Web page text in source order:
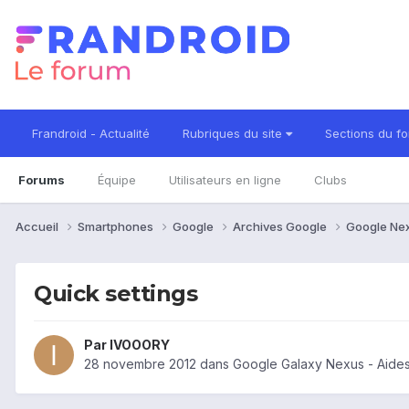
Frandroid - Actualité Rubriques du site Sections du
Forums Équipe Utilisateurs en ligne Clubs
Accueil Smartphones Google Archives Google Google
Quick settings
Par IVOOORY
28 novembre 2012 dans Google Galaxy Nexus -